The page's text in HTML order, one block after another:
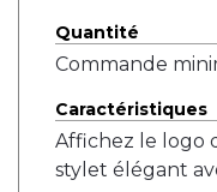
Quantité
Commande
Caractéristiques
Affichez le logo
stylet élégant